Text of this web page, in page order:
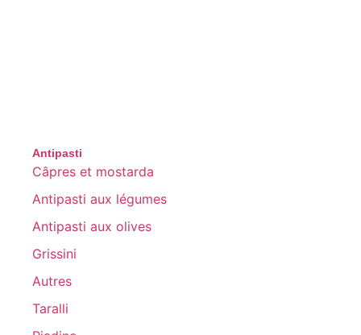
Antipasti
Câpres et mostarda
Antipasti aux légumes
Antipasti aux olives
Grissini
Autres
Taralli